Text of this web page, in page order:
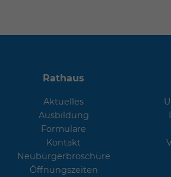
Rathaus
Aktuelles
Ausbildung
Formulare
Kontakt
Neubürgerbroschüre
Öffnungszeiten